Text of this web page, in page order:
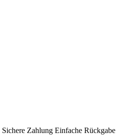
Sichere Zahlung Einfache Rückgabe